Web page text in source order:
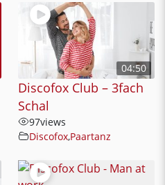
04:50
Discofox Club – 3fach
Schal
97views
Discofox,Paartanz